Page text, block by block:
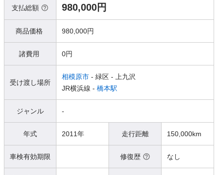
支払総額 980,000円
商品価格 980,000円
諸費用 0円
受け渡し場所
相模原市 - 緑区 - 上九沢
JR横浜線 - 橋本駅
ジャンル -
年式 2011年 走行距離 150,000km
車検有効期限 修復歴 なし